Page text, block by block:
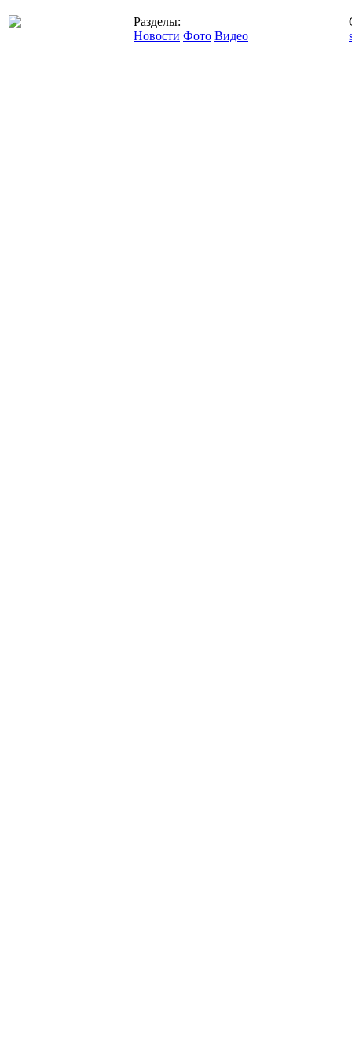
Разделы:
Новости Фото Видео